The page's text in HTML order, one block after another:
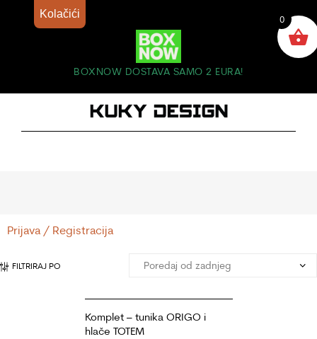
BOXNOW DOSTAVA SAMO 2 EURA!
Prijava / Registracija
FILTRIRAJ PO
Komplet – tunika ORIGO i
hlače TOTEM
0
Kolačići